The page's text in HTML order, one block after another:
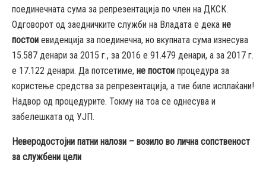
поединечната сума за репрезентација по член на ДКСК.
Одговорот од заедничките служби на Владата е дека не
постои евиденција за поединечна, но вкупната сума изнесува
15.587 денари за 2015 г., за 2016 е 91.479 денари, а за 2017 г.
е 17.122 денари. Да потсетиме, не постои процедура за
користење средства за репрезентација, а тие биле исплаќани!
Надвор од процедурите. Токму на тоа се однесува и
забелешката од УЈП.
Неверодостојни патни налози – возило во лична сопственост
за службени цели